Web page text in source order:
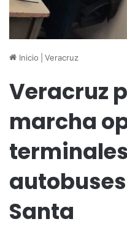
Inicio Veracruz
Veracruz
marcha
Santa